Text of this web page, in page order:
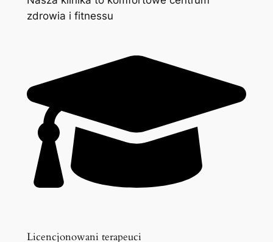
zdrowia i fitnessu
Licencjonowani terapeuci